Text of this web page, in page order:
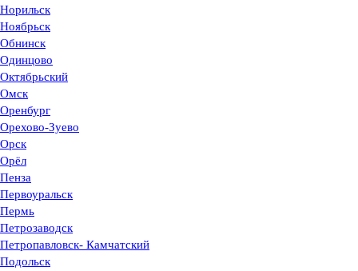
Норильск
Ноябрьск
Обнинск
Одинцово
Октябрьский
Омск
Оренбург
Орехово-Зуево
Орск
Орёл
Пенза
Первоуральск
Пермь
Петрозаводск
Петропавловск- Камчатский
Подольск